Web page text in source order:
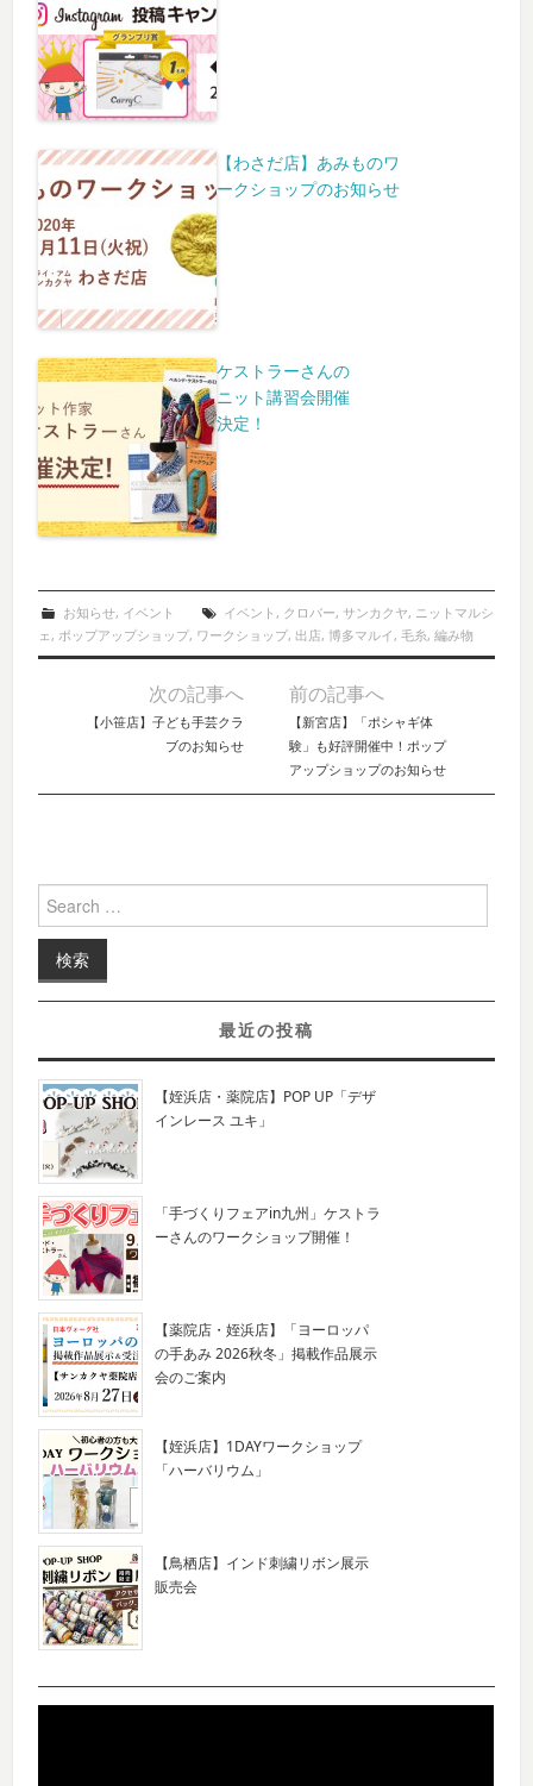
【わさだ店】あみものワ
ークショップのお知らせ
ケストラーさんの
ニット講習会開催
決定！
お知らせ, イベント イベント , クロバー, サンカクヤ, ニットマルシ
ェ , ポップアップショップ, ワークショップ,出店,博多マルイ ,毛糸,編み物
Post navigation
次の記事へ
【小笹店】子ども手芸クラ
ブのお知らせ
前の記事へ
【新宮店】「ポシャギ体
験」も好評開催中！ポップ
アップショップのお知らせ
Search for:
最近の投稿
【姪浜店・薬院店】POP UP「デザ
インレース ユキ」
「手づくりフェアin九州」ケストラ
ーさんのワークショップ開催！
【薬院店・姪浜店】「ヨーロッパ
の手あみ 2026秋冬」掲載作品展示
会のご案内
【姪浜店】1DAYワークショップ
「ハーバリウム」
【鳥栖店】インド刺繍リボン展示
販売会